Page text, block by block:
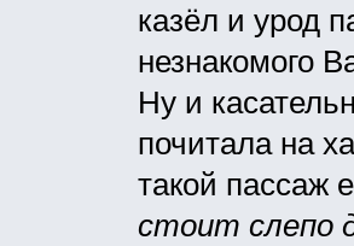
казёл и урод
незнакомого
Ну и
почитала на
такой пассаж
стоит слепо